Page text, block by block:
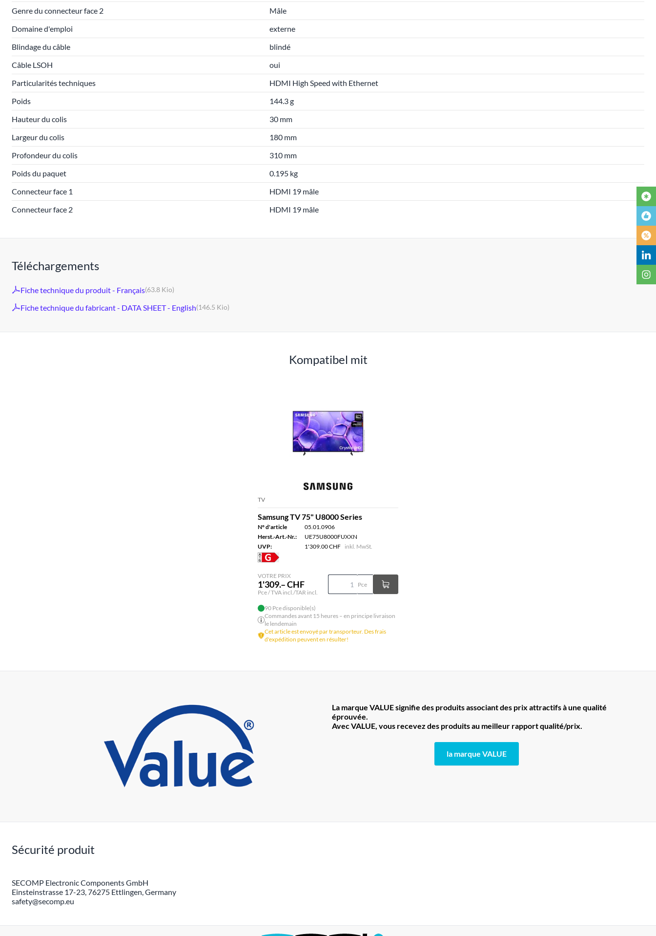
Genre du connecteur face 2
Mâle
Domaine d'emploi
externe
Blindage du câble
blindé
Câble LSOH
oui
Particularités techniques
HDMI High Speed with Ethernet
Poids
144.3 g
Hauteur du colis
30 mm
Largeur du colis
180 mm
Profondeur du colis
310 mm
Poids du paquet
0.195 kg
Connecteur face 1
HDMI 19 mâle
Connecteur face 2
HDMI 19 mâle
Téléchargements
Fiche technique du produit - Français(63.8 Kio)
Fiche technique du fabricant - DATA SHEET - English(146.5 Kio)
Kompatibel mit
TV
Samsung TV 75" U8000 Series
N° d'article
05.01.0906
Herst.-Art.-Nr.:
UE75U8000FUXXN
UVP:
1'309.00 CHF inkl. MwSt.
VOTRE PRIX
1'309.– CHF
Pce / TVA incl./TAR incl.
Pce
90 Pce disponible(s)
Commandes avant 15 heures – en principe livraison
le lendemain
Cet article est envoyé par transporteur. Des frais
d'expédition peuvent en résulter!
La marque VALUE signifie des produits associant des prix attractifs à une qualité
éprouvée.
Avec VALUE, vous recevez des produits au meilleur rapport qualité/prix.
la marque VALUE
Sécurité produit
SECOMP Electronic Components GmbH
Einsteinstrasse 17-23, 76275 Ettlingen, Germany
safety@secomp.eu